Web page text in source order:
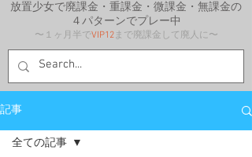
放置少女で廃課金・重課金・微課金・無課金の
４パターンでプレー中
〜１ヶ月半でVIP12まで廃課金して廃人に〜
記事
全ての記事